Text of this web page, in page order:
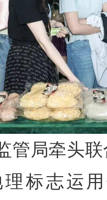
管局牵头
理标志运